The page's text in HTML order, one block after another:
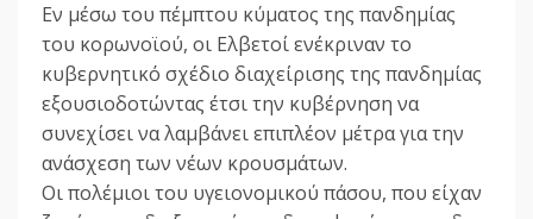
Εν μέσω του πέμπτου κύματος της πανδημίας
του κορωνοϊού, οι Ελβετοί ενέκριναν το
κυβερνητικό σχέδιο διαχείρισης της πανδημίας
εξουσιοδοτώντας έτσι την κυβέρνηση να
συνεχίσει να λαμβάνει επιπλέον μέτρα για την
ανάσχεση των νέων κρουσμάτων.
Οι πολέμιοι του υγειονομικού πάσου, που είχαν